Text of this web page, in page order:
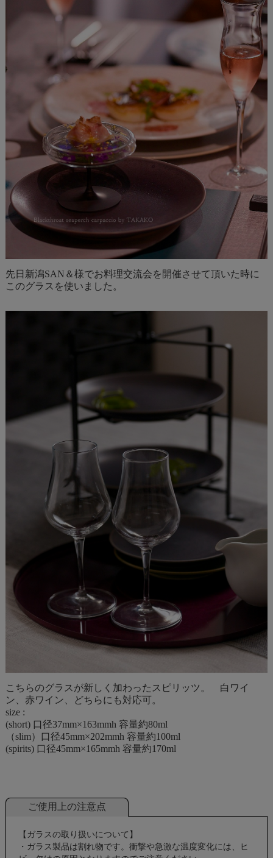
先日新潟SAN＆様でお料理交流会を開催させて頂いた時に
このグラスを使いました。
こちらのグラスが新しく加わったスピリッツ。 白ワイ
ン、赤ワイン、どちらにも対応可。
size :
(short) 口径37mm×163mmh 容量約80ml
（slim）口径45mm×202mmh 容量約100ml
(spirits) 口径45mm×165mmh 容量約170ml
ご使用上の注意点
【ガラスの取り扱いについて】
・ガラス製品は割れ物です。衝撃や急激な温度変化には、ヒ